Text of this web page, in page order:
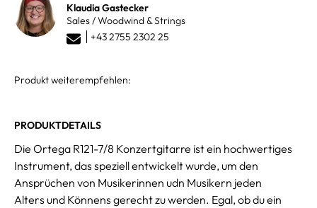
Klaudia Gastecker
Sales / Woodwind & Strings
+43 2755 2302 25
Produkt weiterempfehlen:
PRODUKTDETAILS
Die Ortega R121-7/8 Konzertgitarre ist ein hochwertiges
Instrument, das speziell entwickelt wurde, um den
Ansprüchen von Musikerinnen udn Musikern jeden
Alters und Könnens gerecht zu werden. Egal, ob du ein